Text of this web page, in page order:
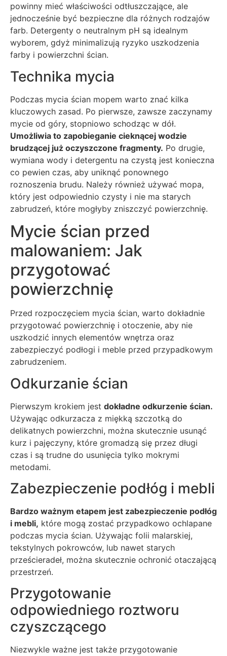
powinny mieć właściwości odtłuszczające, ale
jednocześnie być bezpieczne dla różnych rodzajów
farb. Detergenty o neutralnym pH są idealnym
wyborem, gdyż minimalizują ryzyko uszkodzenia
farby i powierzchni ścian.
Technika mycia
Podczas mycia ścian mopem warto znać kilka
kluczowych zasad. Po pierwsze, zawsze zaczynamy
mycie od góry, stopniowo schodząc w dół.
Umożliwia to zapobieganie cieknącej wodzie
brudzącej już oczyszczone fragmenty. Po drugie,
wymiana wody i detergentu na czystą jest konieczna
co pewien czas, aby uniknąć ponownego
roznoszenia brudu. Należy również używać mopa,
który jest odpowiednio czysty i nie ma starych
zabrudzeń, które mogłyby zniszczyć powierzchnię.
Mycie ścian przed
malowaniem: Jak
przygotować
powierzchnię
Przed rozpoczęciem mycia ścian, warto dokładnie
przygotować powierzchnię i otoczenie, aby nie
uszkodzić innych elementów wnętrza oraz
zabezpieczyć podłogi i meble przed przypadkowym
zabrudzeniem.
Odkurzanie ścian
Pierwszym krokiem jest dokładne odkurzenie ścian.
Używając odkurzacza z miękką szczotką do
delikatnych powierzchni, można skutecznie usunąć
kurz i pajęczyny, które gromadzą się przez długi
czas i są trudne do usunięcia tylko mokrymi
metodami.
Zabezpieczenie podłóg i mebli
Bardzo ważnym etapem jest zabezpieczenie podłóg
i mebli, które mogą zostać przypadkowo ochlapane
podczas mycia ścian. Używając folii malarskiej,
tekstylnych pokrowców, lub nawet starych
prześcieradeł, można skutecznie ochronić otaczającą
przestrzeń.
Przygotowanie
odpowiedniego roztworu
czyszczącego
Niezwykle ważne jest także przygotowanie